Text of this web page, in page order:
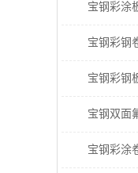
宝钢彩涂
宝钢彩钢
宝钢彩钢
宝钢双面
宝钢彩涂